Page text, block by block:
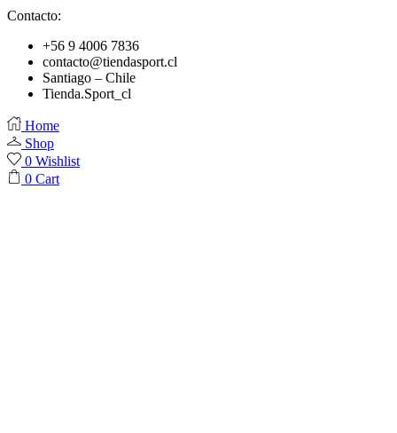
Contacto:
+56 9 4006 7836
contacto@tiendasport.cl
Santiago – Chile
Tienda.Sport_cl
Home
Shop
0 Wishlist
0 Cart